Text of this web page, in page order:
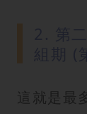
這就是最